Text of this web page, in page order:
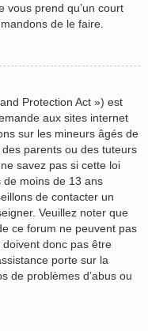
vous prend qu’un court
de le faire.
Protection Act ») est
aux sites internet
sur les mineurs âgés de
parents ou des tuteurs
savez pas si cette loi
de moins de 13 ans
de contacter un
Veuillez noter que
ce forum ne peuvent pas
doivent donc pas être
porte sur la
de problèmes d’abus ou